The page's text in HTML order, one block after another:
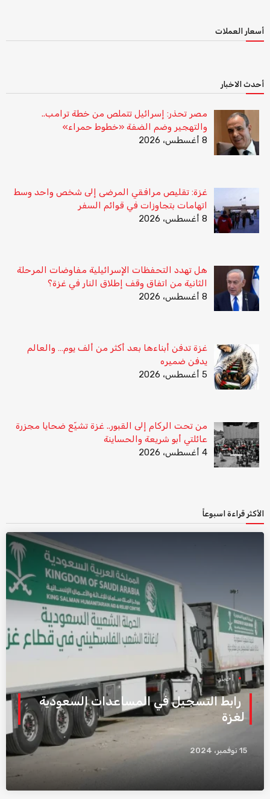
أسعار العملات
أحدث الاخبار
مصر تحذر: إسرائيل تتملص من خطة ترامب..
والتهجير وضم الضفة «خطوط حمراء»
8 أغسطس، 2026
غزة: تقليص مرافقي المرضى إلى شخص واحد وسط
اتهامات بتجاوزات في قوائم السفر
8 أغسطس، 2026
هل تهدد التحفظات الإسرائيلية مفاوضات المرحلة
الثانية من اتفاق وقف إطلاق النار في غزة؟
8 أغسطس، 2026
غزة تدفن أبناءها بعد أكثر من ألف يوم… والعالم
يدفن ضميره
5 أغسطس، 2026
من تحت الركام إلى القبور.. غزة تشيّع ضحايا مجزرة
عائلتي أبو شريعة والحساينة
4 أغسطس، 2026
الأكثر قراءة اسبوعاً
أخبار
رابط التسجيل في المساعدات السعودية
لغزة
15 نوفمبر، 2024